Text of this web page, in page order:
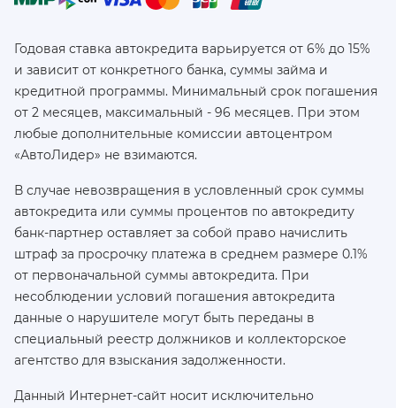
Годовая ставка автокредита варьируется от 6% до 15%
и зависит от конкретного банка, суммы займа и
кредитной программы. Минимальный срок погашения
от 2 месяцев, максимальный - 96 месяцев. При этом
любые дополнительные комиссии автоцентром
«АвтоЛидер» не взимаются.
В случае невозвращения в условленный срок суммы
автокредита или суммы процентов по автокредиту
банк-партнер оставляет за собой право начислить
штраф за просрочку платежа в среднем размере 0.1%
от первоначальной суммы автокредита. При
несоблюдении условий погашения автокредита
данные о нарушителе могут быть переданы в
специальный реестр должников и коллекторское
агентство для взыскания задолженности.
Данный Интернет-сайт носит исключительно